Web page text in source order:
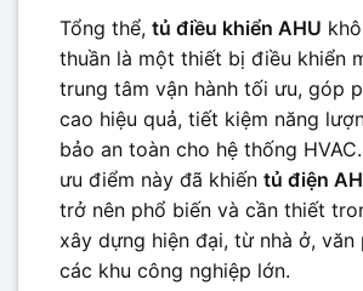
Tổng thể, tủ điều khiển AHU
thuần là một thiết bị điều khiển
trung tâm vận hành tối ưu, góp
cao hiệu quả, tiết kiệm năng
bảo an toàn cho hệ thống
ưu điểm này đã khiến tủ điện
trở nên phổ biến và cần thiết
xây dựng hiện đại, từ nhà ở, văn
các khu công nghiệp lớn.